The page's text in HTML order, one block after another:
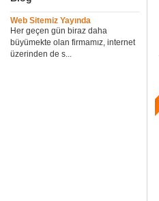
Web Sitemiz Yayında
Her geçen gün biraz daha
büyümekte olan firmamız, internet
üzerinden de s...